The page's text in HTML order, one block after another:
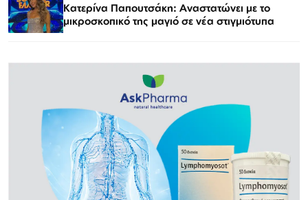
Κατερίνα Παπουτσάκη: Αναστατώνει με το
μικροσκοπικό της μαγιό σε νέα στιγμιότυπα